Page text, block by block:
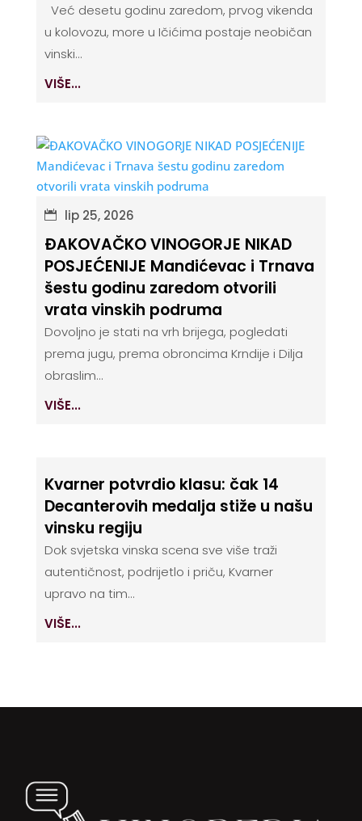
Već desetu godinu zaredom, prvog vikenda
u kolovozu, more u Ičićima postaje neobičan
vinski...
VIŠE...
lip 25, 2026
ĐAKOVAČKO VINOGORJE NIKAD
POSJEĆENIJE Mandićevac i Trnava
šestu godinu zaredom otvorili
vrata vinskih podruma
Dovoljno je stati na vrh brijega, pogledati
prema jugu, prema obroncima Krndije i Dilja
obraslim...
VIŠE...
Kvarner potvrdio klasu: čak 14
Decanterovih medalja stiže u našu
vinsku regiju
Dok svjetska vinska scena sve više traži
autentičnost, podrijetlo i priču, Kvarner
upravo na tim...
VIŠE...